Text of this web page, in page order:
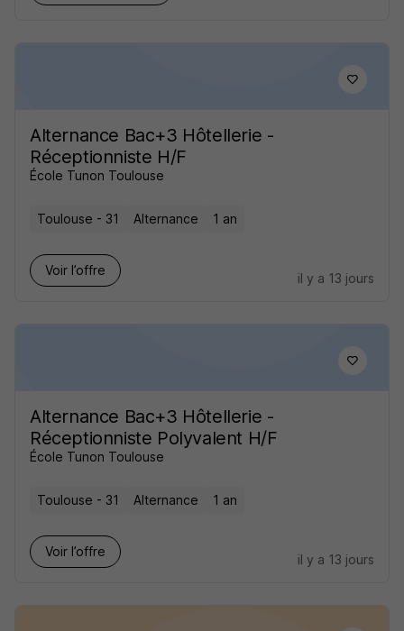
Alternance Bac+3 Hôtellerie -
Réceptionniste H/F
École Tunon Toulouse
Toulouse - 31 Alternance 1 an
Voir l’offre
il y a 13 jours
Alternance Bac+3 Hôtellerie -
Réceptionniste Polyvalent H/F
École Tunon Toulouse
Toulouse - 31 Alternance 1 an
Voir l’offre
il y a 13 jours